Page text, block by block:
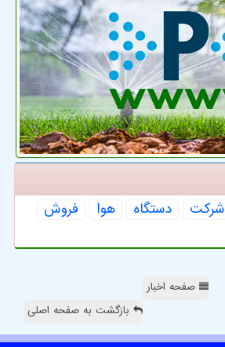
شركت دستگاه هوا
فروش
صفحه اخبار
بازگشت به صفحه اصلی